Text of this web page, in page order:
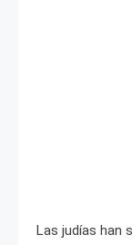
Las judías han